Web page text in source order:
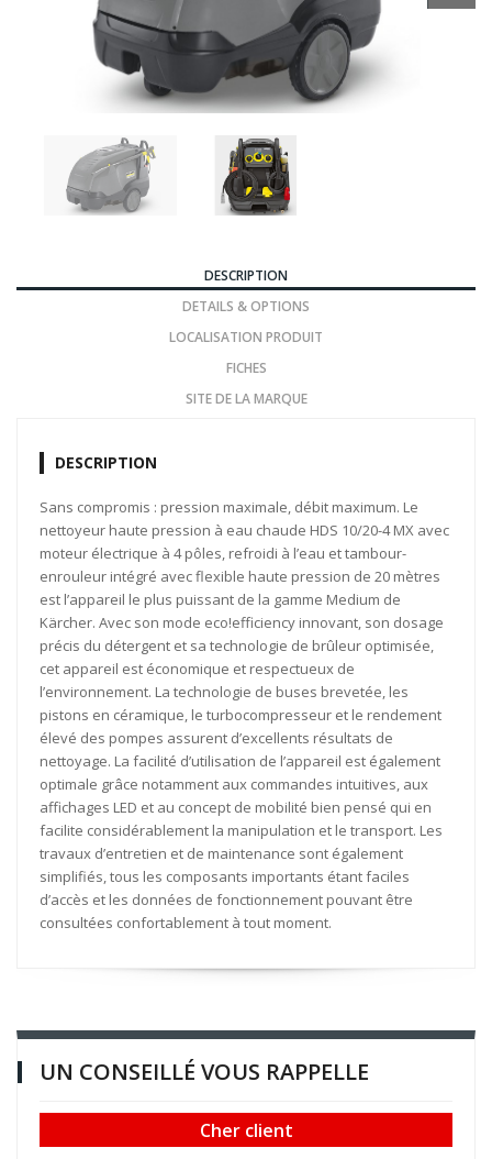
DESCRIPTION
DETAILS & OPTIONS
LOCALISATION PRODUIT
FICHES
SITE DE LA MARQUE
DESCRIPTION
Sans compromis : pression maximale, débit maximum. Le
nettoyeur haute pression à eau chaude HDS 10/20-4 MX avec
moteur électrique à 4 pôles, refroidi à l’eau et tambour-
enrouleur intégré avec flexible haute pression de 20 mètres
est l’appareil le plus puissant de la gamme Medium de
Kärcher. Avec son mode eco!efficiency innovant, son dosage
précis du détergent et sa technologie de brûleur optimisée,
cet appareil est économique et respectueux de
l’environnement. La technologie de buses brevetée, les
pistons en céramique, le turbocompresseur et le rendement
élevé des pompes assurent d’excellents résultats de
nettoyage. La facilité d’utilisation de l’appareil est également
optimale grâce notamment aux commandes intuitives, aux
affichages LED et au concept de mobilité bien pensé qui en
facilite considérablement la manipulation et le transport. Les
travaux d’entretien et de maintenance sont également
simplifiés, tous les composants importants étant faciles
d’accès et les données de fonctionnement pouvant être
consultées confortablement à tout moment.
UN CONSEILLÉ VOUS RAPPELLE
Cher client